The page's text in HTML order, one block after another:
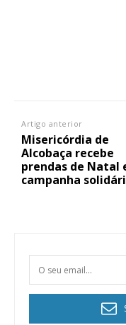
Artigo anterior
Misericórdia de
Alcobaça recebe
prendas de Natal
campanha